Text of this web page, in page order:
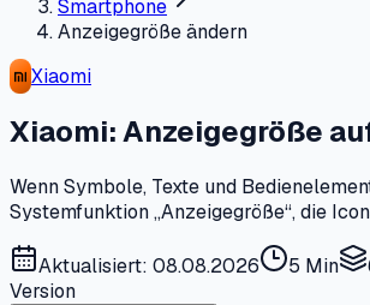
Smartphone
Anzeigegröße ändern
Xiaomi
Xiaomi: Anzeigegröße
Wenn Symbole, Texte und
Systemfunktion „Anzeigegröße“, die
Aktualisiert: 08.08.2026 5 Min
Version